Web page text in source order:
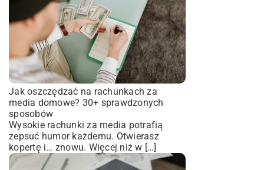
Jak oszczędzać na rachunkach za
media domowe? 30+ sprawdzonych
sposobów
Wysokie rachunki za media potrafią
zepsuć humor każdemu. Otwierasz
kopertę i… znowu. Więcej niż w […]